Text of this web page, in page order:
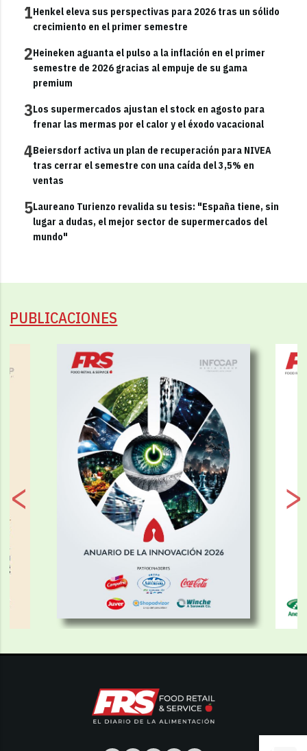
1Henkel eleva sus perspectivas para 2026 tras un sólido
crecimiento en el primer semestre
2Heineken aguanta el pulso a la inflación en el primer
semestre de 2026 gracias al empuje de su gama
premium
3Los supermercados ajustan el stock en agosto para
frenar las mermas por el calor y el éxodo vacacional
4Beiersdorf activa un plan de recuperación para NIVEA
tras cerrar el semestre con una caída del 3,5% en
ventas
5Laureano Turienzo revalida su tesis: "España tiene, sin
lugar a dudas, el mejor sector de supermercados del
mundo"
PUBLICACIONES